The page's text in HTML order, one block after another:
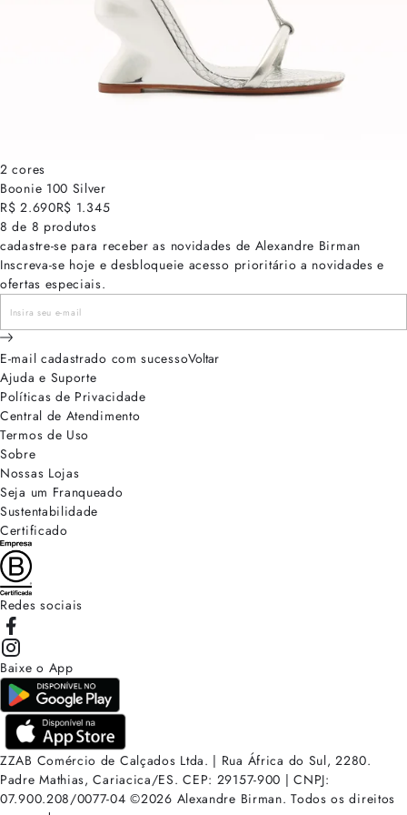
2 cores
Boonie 100 Silver
R$ 2.690R$ 1.345
8 de 8 produtos
cadastre-se para receber as novidades de Alexandre Birman
Inscreva-se hoje e desbloqueie acesso prioritário a novidades e
ofertas especiais.
E-mail cadastrado com sucessoVoltar
Ajuda e Suporte
Políticas de Privacidade
Central de Atendimento
Termos de Uso
Sobre
Nossas Lojas
Seja um Franqueado
Sustentabilidade
Certificado
Redes sociais
Baixe o App
ZZAB Comércio de Calçados Ltda. | Rua África do Sul, 2280.
Padre Mathias, Cariacica/ES. CEP: 29157-900 | CNPJ:
07.900.208/0077-04 ©2026 Alexandre Birman. Todos os direitos